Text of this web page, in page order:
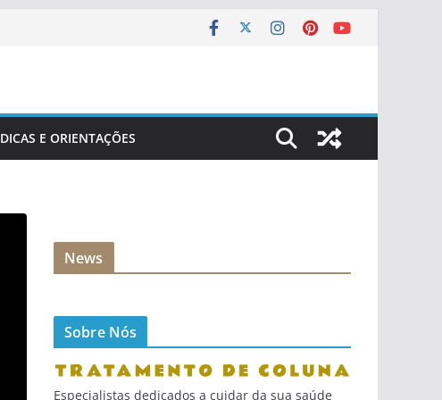
DICAS E ORIENTAÇÕES
News
Sobre Nós
Especialistas dedicados a cuidar da sua saúde